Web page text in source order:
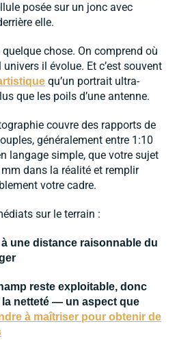
posée sur un jonc avec
elle.
quelque chose. On comprend où
il évolue. Et c’est souvent
qu’un portrait ultra-
que les poils d’une antenne.
couvre des rapports de
généralement entre 1:10
langage simple, que votre sujet
dans la réalité et remplir
votre cadre.
sur le terrain :
une distance raisonnable du
reste exploitable, donc
netteté — un aspect que
à maîtriser pour obtenir de